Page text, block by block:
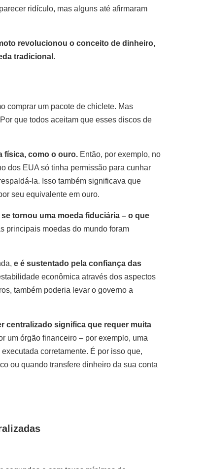
ridículo, mas alguns até afirmaram
revolucionou o conceito de dinheiro,
tradicional.
comprar um pacote de chiclete. Mas
que todos aceitam que esses discos de
física, como o ouro. Então, por exemplo, no
dos EUA só tinha permissão para cunhar
la. Isso também significava que
seu equivalente em ouro.
tornou uma moeda fiduciária – o que
principais moedas do mundo foram
e é sustentado pela confiança das
econômica através dos aspectos
também poderia levar o governo a
centralizado significa que requer muita
um órgão financeiro – por exemplo, uma
corretamente. É por isso que,
ou quando transfere dinheiro da sua conta